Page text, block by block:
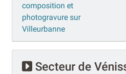
composition et
photogravure sur
Villeurbanne
Secteur de